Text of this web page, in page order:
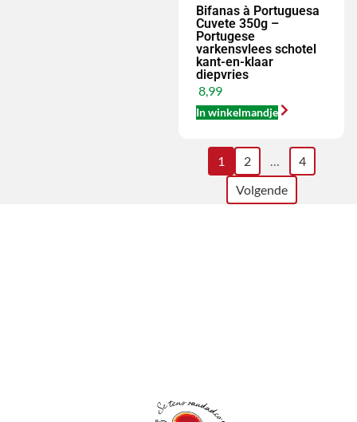
Bifanas à Portuguesa
Cuvete 350g –
Portugese
varkensvlees schotel
kant-en-klaar
diepvries
8,99
In winkelmandje
1 2 …
4
Volgende